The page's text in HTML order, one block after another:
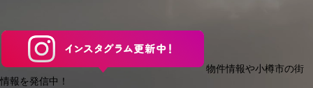
物件情報や小樽市の街
情報を発信中！